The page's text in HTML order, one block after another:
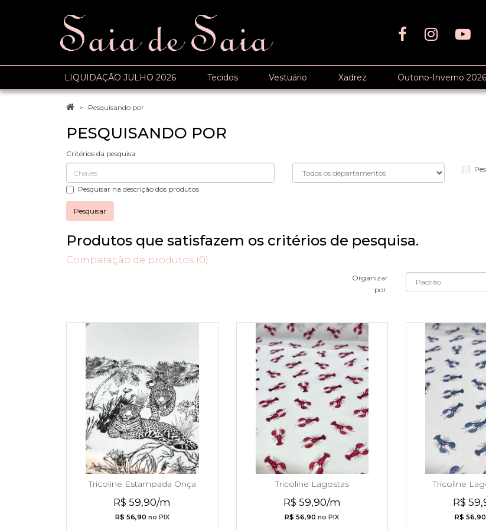
LIQUIDAÇÃO JULHO 2026 Tecidos Vestuário Xadrez Outono-Inverno 2026
Pesquisando por
PESQUISANDO POR
Critérios da pesquisa:
Pesquisar na descrição dos produtos
Produtos que satisfazem os critérios de pesquisa.
Comparação de produtos (0)
Organizar
por:
Tricoline Estampada Onça
Pintada
R$ 59,90/m
R$ 56,90 no PIX
Tricoline Lagostas
R$ 59,90/m
R$ 56,90 no PIX
Tricoline
R$
R$ 56,90